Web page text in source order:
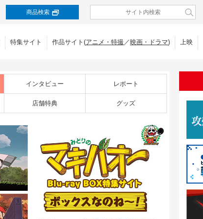
商品検索
特集サイト 作品サイト(アニメ・特撮／映画・ドラマ) 上映
インタビュー レポート
店舗特典 グッズ